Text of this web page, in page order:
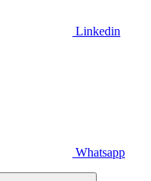
Linkedin
Whatsapp